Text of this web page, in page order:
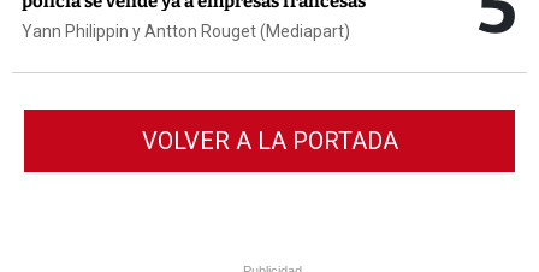
Yann Philippin y Antton Rouget (Mediapart)
VOLVER A LA PORTADA